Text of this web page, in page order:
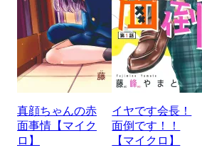
真顔ちゃんの赤
面事情【マイク
ロ】
イヤです会長！
面倒です！！
【マイクロ】